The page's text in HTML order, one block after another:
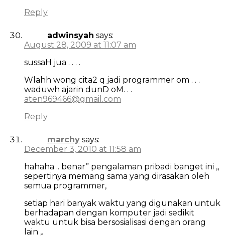
Reply
adwinsyah says:
August 28, 2009 at 11:07 am
sussaH jua . . . .
Wlahh wong cita2 q jadi programmer om . . .
waduwh ajarin dunD oM. . .
aten969466@gmail.com
Reply
marchy says:
December 3, 2010 at 11:58 am
hahaha .. benar” pengalaman pribadi banget ini ,,
sepertinya memang sama yang dirasakan oleh
semua programmer,
setiap hari banyak waktu yang digunakan untuk
berhadapan dengan komputer jadi sedikit
waktu untuk bisa bersosialisasi dengan orang
lain ,.